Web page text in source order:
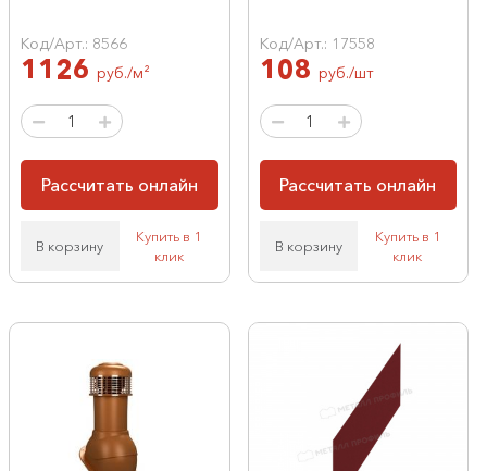
Код/Арт.: 8566
1126 руб./м²
Рассчитать онлайн
В корзину
Купить в 1
клик
Код/Арт.: 17558
108 руб./шт
Рассчитать онлайн
В корзину
Купить в 1
клик